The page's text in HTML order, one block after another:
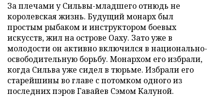
За плечами у Сильвы-младшего отнюдь не
королевская жизнь. Будущий монарх был
простым рыбаком и инструктором боевых
искусств, жил на острове Оаху. Зато уже в
молодости он активно включился в национально-
освободительную борьбу. Монархом его избрали,
когда Сильва уже сидел в тюрьме. Избрали его
старейшины во главе с потомком одного из
последних пэров Гавайев Сэмом Kaлуной.